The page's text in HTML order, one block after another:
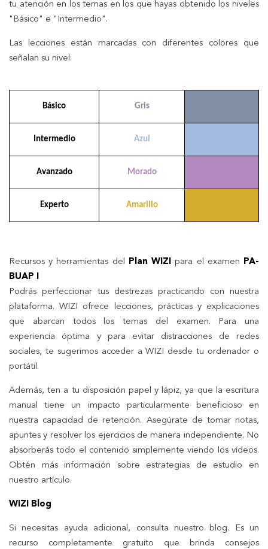
tu atención en los temas en los que hayas obtenido los niveles
"Básico" e "Intermedio".
Las lecciones están marcadas con diferentes colores que
señalan su nivel:
Básico Gris
Intermedio Azul
Avanzado Morado
Experto Amarillo
Recursos y herramientas del Plan WIZI para el examen PA-
BUAP I
Podrás perfeccionar tus destrezas practicando con nuestra
plataforma. WIZI ofrece lecciones, prácticas y explicaciones
que abarcan todos los temas del examen. Para una
experiencia óptima y para evitar distracciones de redes
sociales, te sugerimos acceder a WIZI desde tu ordenador o
portátil.
Además, ten a tu disposición papel y lápiz, ya que la escritura
manual tiene un impacto particularmente beneficioso en
nuestra capacidad de retención. Asegúrate de tomar notas,
apuntes y resolver los ejercicios de manera independiente. No
absorberás todo el contenido simplemente viendo los vídeos.
Obtén más información sobre estrategias de estudio en
nuestro artículo.
WIZI Blog
Si necesitas ayuda adicional, consulta nuestro blog. Es un
recurso completamente gratuito que brinda consejos